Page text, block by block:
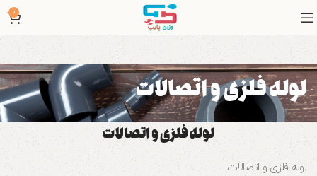
0
لوله فلزی و اتصالات
لوله فلزی و اتصالات
لوله فلزی و اتصالات